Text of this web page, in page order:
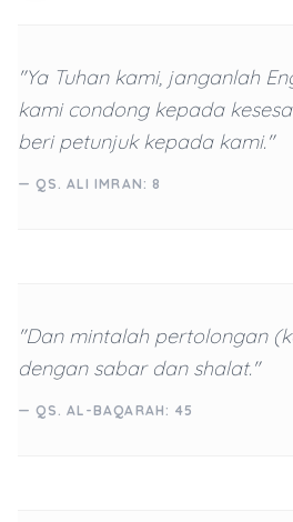
"Ya Tuhan kami, janganlah
kami condong kepada
beri petunjuk kepada kami."
— QS. ALI IMRAN: 8
"Dan mintalah pertolongan
dengan sabar dan shalat."
— QS. AL-BAQARAH: 45